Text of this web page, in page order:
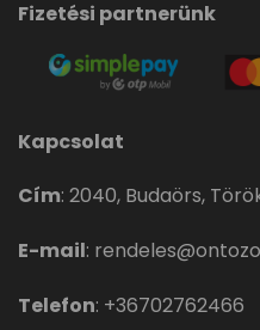
Fizetési partnerünk
Kapcsolat
Cím: 2040, Budaörs,
E-mail:
Telefon: +36702762466